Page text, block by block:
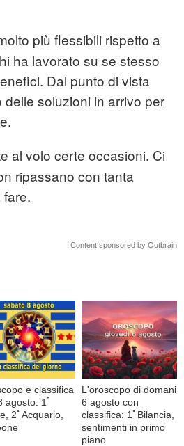
più flessibili rispetto a
ha lavorato su se stesso
Dal punto di vista
soluzioni in arrivo per
al volo certe occasioni. Ci
ripassano con tanta
Content sponsored by Outbrain
e classifica
agosto: 1ﾟ
2ﾟAcquario,
L'oroscopo di domani
6 agosto con
classifica: 1ﾟBilancia,
sentimenti in primo
piano